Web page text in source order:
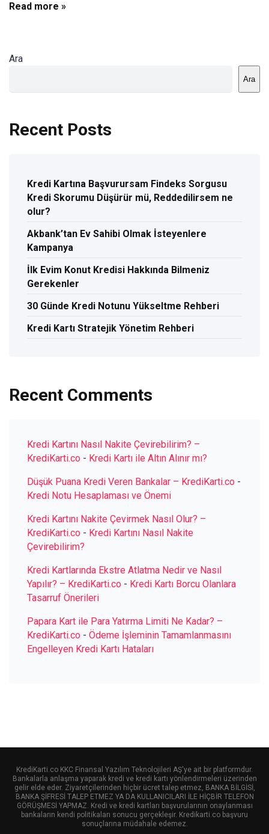
Read more »
Ara
Ara
Recent Posts
Kredi Kartına Başvurursam Findeks Sorgusu
Kredi Skorumu Düşürür mü, Reddedilirsem ne
olur?
Akbank’tan Ev Sahibi Olmak İsteyenlere
Kampanya
İlk Evim Konut Kredisi Hakkında Bilmeniz
Gerekenler
30 Günde Kredi Notunu Yükseltme Rehberi
Kredi Kartı Stratejik Yönetim Rehberi
Recent Comments
Kredi Kartını Nasıl Nakite Çevirebilirim? –
KrediKarti.co - Kredi Kartı ile Altın Alınır mı?
Düşük Puana Kredi Veren Bankalar – KrediKarti.co -
Kredi Notu Hesaplaması ve Önemi
Kredi Kartını Nakite Çevirmek Nasıl Olur? –
KrediKarti.co - Kredi Kartını Nasıl Nakite
Çevirebilirim?
Kredi Kartlarında Ekstre Atlatma Nedir ve Nasıl
Yapılır? – KrediKarti.co - Kredi Kartı Borcu Olanlara
Tasarruf Önerileri
Papara Kart ile Para Yatırma Limiti Ne Kadar? –
KrediKarti.co - Ödeme İşleminin Tamamlanmasını
Engelleyen Kredi Kartı Hataları
KrediKarti.co KKC Finansal Yazılım Teknolojileri AŞ'ye ait bir platformdur.
Bankalarla anlaşma yaparak kredi ve kredi kartı yönlendirmeleri üzerinden
gelir elde eder. Ziyaretçilerinden hiçbir ücret talep etmez, BANKA BİLGİSİ,
BANKA ŞİFRESİ TALEP ETMEZ YA DA KULLANICILARI İLE HİÇBİR TELEFON
GÖRÜŞMESİ YAPMAZ. Kredi ve kredi kartları başvurularının onaylanması
bankaların kendi politikaları sonucu gerçekleşir. Kredikarti.co başvuru
sonuçlarına müdahale edemez.